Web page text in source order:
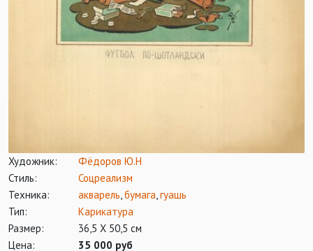
Художник:
Фёдоров Ю.Н
Стиль:
Соцреализм
Техника:
акварель бумага гуашь
Тип:
Карикатура
Размер:
36,5 Х 50,5 см
Цена:
35 000 руб